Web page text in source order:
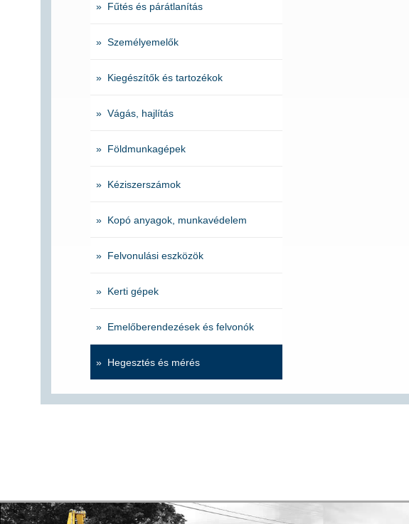
» Fűtés és párátlanítás
» Személyemelők
» Kiegészítők és tartozékok
» Vágás, hajlítás
» Földmunkagépek
» Kéziszerszámok
» Kopó anyagok, munkavédelem
» Felvonulási eszközök
» Kerti gépek
» Emelőberendezések és felvonók
» Hegesztés és mérés